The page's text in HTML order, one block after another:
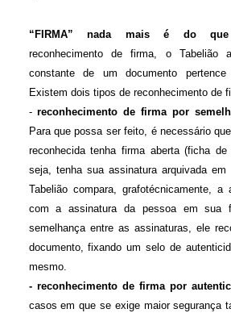
“FIRMA” nada mais é do que
reconhecimento de firma, o Tabelião
constante de um documento
Existem dois tipos de reconhecimento de
-reconhecimento de firma por
Para que possa ser feito, é necessário
reconhecida tenha firma aberta (ficha
seja, tenha sua assinatura arquivada
Tabelião compara, grafotécnicamente, a
com a assinatura da pessoa em sua
semelhança entre as assinaturas, ele
documento, fixando um selo de
mesmo.
- reconhecimento de firma por
casos em que se exige maior segurança